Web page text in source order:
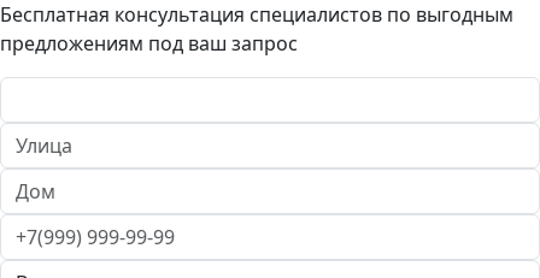
Бесплатная консультация специалистов по выгодным
предложениям под ваш запрос